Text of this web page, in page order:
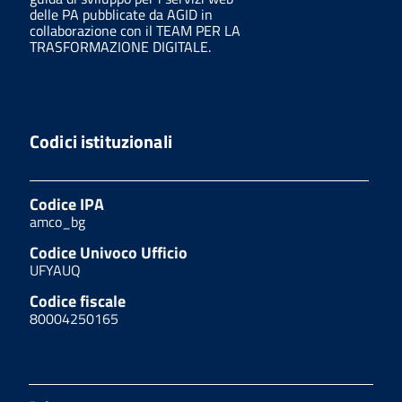
delle PA pubblicate da AGID in
collaborazione con il TEAM PER LA
TRASFORMAZIONE DIGITALE.
Codici istituzionali
Codice IPA
amco_bg
Codice Univoco Ufficio
UFYAUQ
Codice fiscale
80004250165